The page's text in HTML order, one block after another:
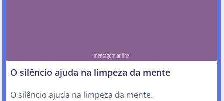
O silêncio ajuda na limpeza da mente
O silêncio ajuda na limpeza da mente.